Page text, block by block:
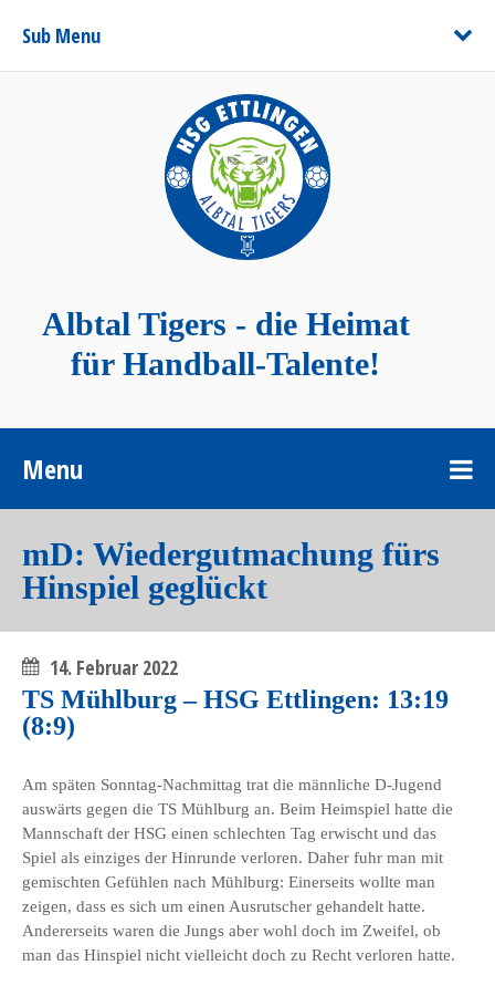
Sub Menu
Albtal Tigers - die Heimat
für Handball-Talente!
Menu
mD: Wiedergutmachung fürs
Hinspiel geglückt
14. Februar 2022
TS Mühlburg – HSG Ettlingen: 13:19
(8:9)
Am späten Sonntag-Nachmittag trat die männliche D-Jugend
auswärts gegen die TS Mühlburg an. Beim Heimspiel hatte die
Mannschaft der HSG einen schlechten Tag erwischt und das
Spiel als einziges der Hinrunde verloren. Daher fuhr man mit
gemischten Gefühlen nach Mühlburg: Einerseits wollte man
zeigen, dass es sich um einen Ausrutscher gehandelt hatte.
Andererseits waren die Jungs aber wohl doch im Zweifel, ob
man das Hinspiel nicht vielleicht doch zu Recht verloren hatte.